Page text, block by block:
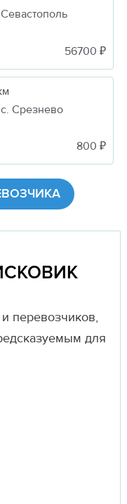
Севастополь
56700 ₽
с. Срезнево
800 ₽
перевозчиков,
для